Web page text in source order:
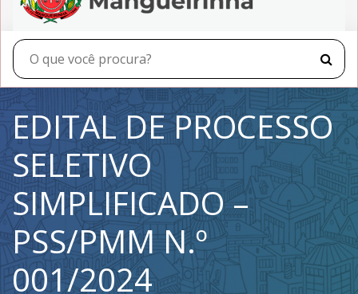
EDITAL DE PROCESSO
SELETIVO
SIMPLIFICADO –
PSS/PMM N.º
001/2024